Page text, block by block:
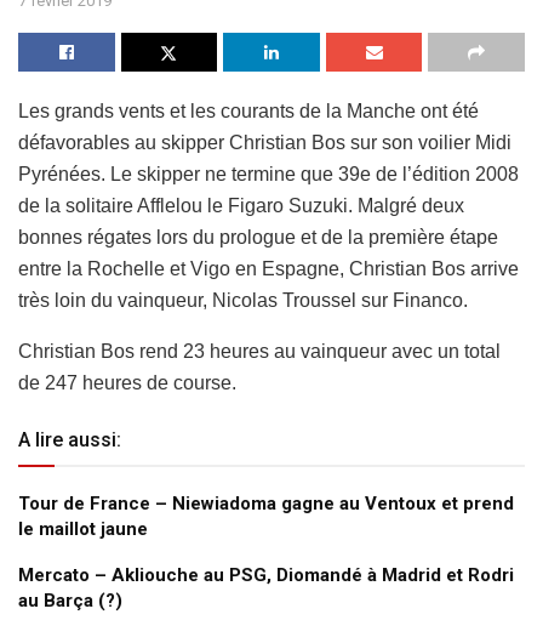
Les grands vents et les courants de la Manche ont été
défavorables au skipper Christian Bos sur son voilier Midi
Pyrénées. Le skipper ne termine que 39e de l’édition 2008
de la solitaire Afflelou le Figaro Suzuki. Malgré deux
bonnes régates lors du prologue et de la première étape
entre la Rochelle et Vigo en Espagne, Christian Bos arrive
très loin du vainqueur, Nicolas Troussel sur Financo.
Christian Bos rend 23 heures au vainqueur avec un total
de 247 heures de course.
A lire aussi:
Tour de France – Niewiadoma gagne au Ventoux et prend
le maillot jaune
Mercato – Akliouche au PSG, Diomandé à Madrid et Rodri
au Barça (?)